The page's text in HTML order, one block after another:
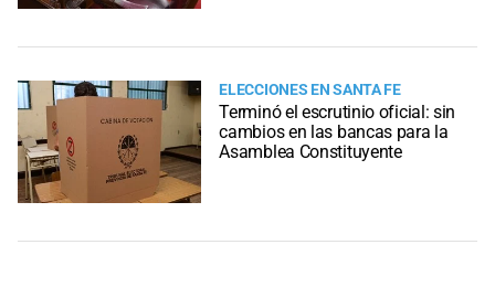
ELECCIONES EN SANTA FE
Terminó el escrutinio oficial: sin
cambios en las bancas para la
Asamblea Constituyente